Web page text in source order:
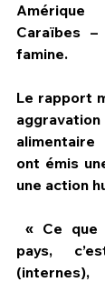
Caraïbes
famine.
Le rapport
aggravation
alimentaire
ont émis
une action
pays,